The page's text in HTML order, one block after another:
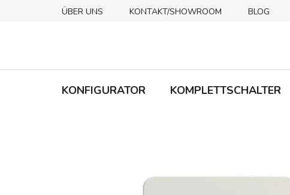
ÜBER UNS KONTAKT/SHOWROOM BLOG
KONFIGURATOR KOMPLETTSCHALTER